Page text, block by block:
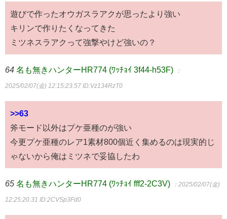
遊びで作ったオウガスラアクが思ったより強い
キリンで作りたくなってきた
ミツネスラアクって強撃やけど強いの？
64 名も無きハンターHR774 (ﾜｯﾁｮｲ 3f44-h53F) ：
2025/02/07(金) 12:15:23.57 ID:Vz134RzT0
>>63
斧モード以外はプケ亜種のが強い
今更プケ亜種のレア1素材800個近く集めるのは現実的じ
ゃないから俺はミツネで妥協したわ
65 名も無きハンターHR774 (ﾜｯﾁｮｲ fff2-2C3V) ：2025/02/07(金)
12:25:20.31 ID:2CVSp3Fd0